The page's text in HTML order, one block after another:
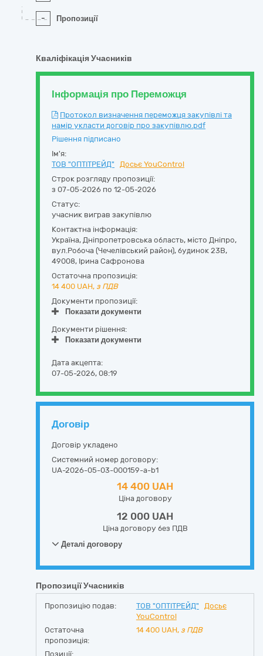
- Пропозиції
Кваліфікація Учасників
Інформація про Переможця
Протокол визначення переможця закупівлі та
намір укласти договір про закупівлю.pdf
Рішення підписано
Ім'я:
ТОВ "ОПТІТРЕЙД"
Досьє YouControl
Строк розгляду пропозиції:
з 07-05-2026 по 12-05-2026
Статус:
учасник виграв закупівлю
Контактна інформація:
Україна, Дніпропетровська область, місто Дніпро,
вул.Робоча (Чечелівський район), будинок 23В,
49008, Ірина Сафронова
Остаточна пропозиція:
14 400 UAH, з ПДВ
Документи пропозиції:
Показати документи
Документи рішення:
Показати документи
Дата акцепта:
07-05-2026, 08:19
Договір
Договір укладено
Системний номер договору:
UA-2026-05-03-000159-a-b1
14 400 UAH
Ціна договору
12 000 UAH
Ціна договору без ПДВ
Деталі договору
Пропозиції Учасників
Пропозицію подав: ТОВ "ОПТІТРЕЙД"
Досьє
YouControl
Остаточна
пропозиція:
14 400 UAH, з ПДВ
Позиції: